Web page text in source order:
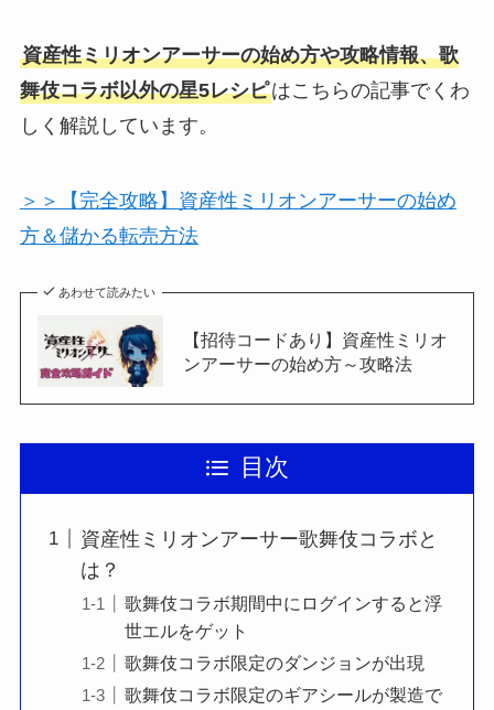
資産性ミリオンアーサーの始め方や攻略情報、歌
舞伎コラボ以外の星5レシピはこちらの記事でくわ
しく解説しています。
＞＞【完全攻略】資産性ミリオンアーサーの始め
方＆儲かる転売方法
あわせて読みたい
【招待コードあり】資産性ミリオ
ンアーサーの始め方～攻略法
目次
資産性ミリオンアーサー歌舞伎コラボと
は？
歌舞伎コラボ期間中にログインすると浮
世エルをゲット
歌舞伎コラボ限定のダンジョンが出現
歌舞伎コラボ限定のギアシールが製造で